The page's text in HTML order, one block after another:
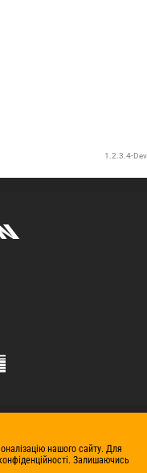
нашого сайту. Для
Залишаючись